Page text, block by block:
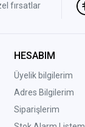
fırsatlar
HESABIM
Üyelik bilgilerim
Adres Bilgilerim
Siparişlerim